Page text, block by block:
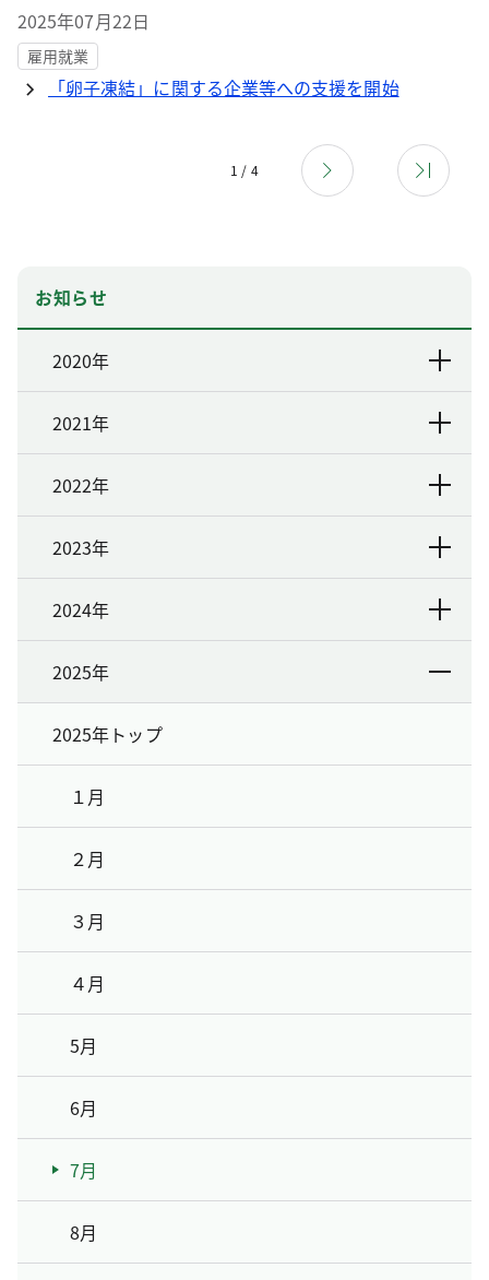
2025年07月22日
雇用就業
「卵子凍結」に関する企業等への支援を開始
1 / 4
お知らせ
2020年
2021年
2022年
2023年
2024年
2025年
2025年トップ
１月
２月
３月
４月
5月
6月
7月
8月